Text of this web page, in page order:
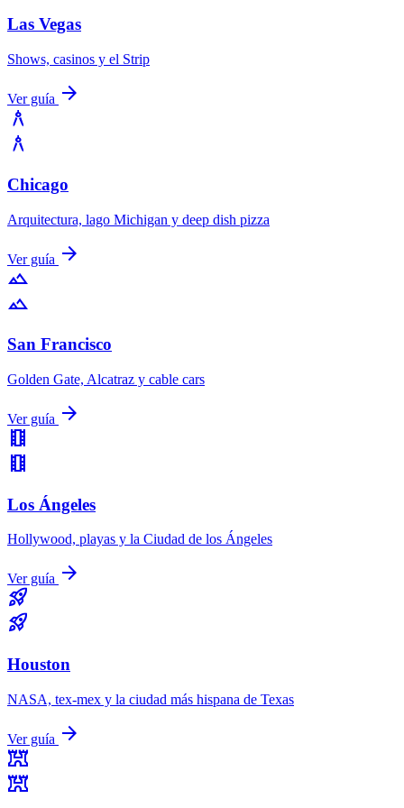
Las Vegas
Shows, casinos y el Strip
Ver guía arrow_forward
architecture
architecture
Chicago
Arquitectura, lago Michigan y deep dish pizza
Ver guía arrow_forward
terrain
terrain
San Francisco
Golden Gate, Alcatraz y cable cars
Ver guía arrow_forward
theaters
theaters
Los Ángeles
Hollywood, playas y la Ciudad de los Ángeles
Ver guía arrow_forward
rocket_launch
rocket_launch
Houston
NASA, tex-mex y la ciudad más hispana de Texas
Ver guía arrow_forward
fort
fort